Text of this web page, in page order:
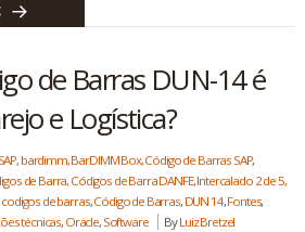
de Barras DUN-14 é
e Logística?
bardimm, BarDIMM Box, Código de Barras SAP,
de Barra, Códigos de Barra DANFE, Intercalado 2 de 5,
de barras,Código de Barras, DUN 14,Fontes,
técnicas, Oracle, Software ByLuiz Bretzel